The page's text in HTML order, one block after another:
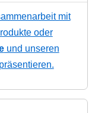
mit
oder
und unseren